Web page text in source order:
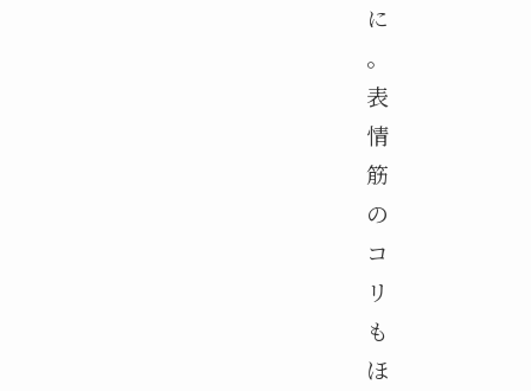
に
。
表
情
筋
の
コ
リ
も
ほ